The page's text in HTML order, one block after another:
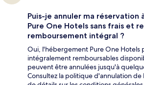
Puis-je annuler ma réservation
Pure One Hotels sans frais et
remboursement intégral ?
Oui, l'hébergement Pure One Hotels
intégralement remboursables
peuvent être annulées jusqu'à
Consultez la politique d'annulation